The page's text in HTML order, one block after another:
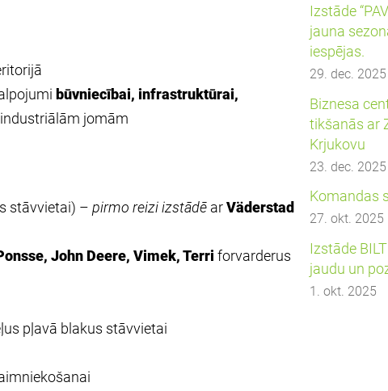
Izstāde
jauna
iespējas.
29. dec. 2025
Biznesa
tikšanās ar
Krjukovu
23. dec. 2025
Komandas
27. okt. 2025
Izstāde
jaudu un
1. okt. 2025
būvniecībai, infrastruktūrai,
jomām
stāvvietai) – pirmo reizi izstādē arVäderstad
John Deere, Vimek, Terri forvarderus
pļavā blakus stāvvietai